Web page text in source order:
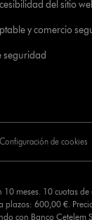
del sitio
y comercio
seguridad
Configuración de cookies
meses. 10 cuotas de
plazos: 600,00 €.
con Banco Cetelem